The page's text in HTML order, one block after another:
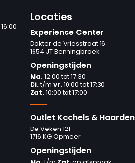
Locaties
Experience Center
Dokter de Vriesstraat 16
1654 JT Benningbroek
Openingstijden
Ma.12:00 tot 17:30
Di.t/m vr.10:00 tot 17:30
Zat.10:00 tot 17:00
Outlet Kachels & Haarden
De Veken 121
1716 KG Opmeer
Openingstijden